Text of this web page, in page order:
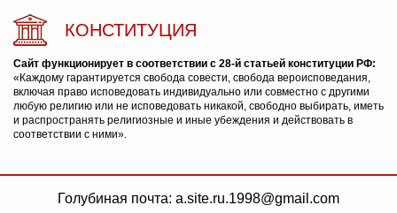
КОНСТИТУЦИЯ
Сайт функционирует в соответствии с 28-й статьей конституции РФ:
«Каждому гарантируется свобода совести, свобода вероисповедания,
включая право исповедовать индивидуально или совместно с другими
любую религию или не исповедовать никакой, свободно выбирать, иметь
и распространять религиозные и иные убеждения и действовать в
соответствии с ними».
Голубиная почта: a.site.ru.1998@gmail.com